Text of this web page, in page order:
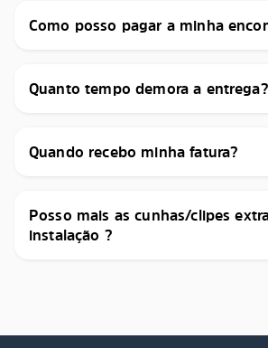
Como posso pagar a minha
Quanto tempo demora a entrega?
Quando recebo minha fatura?
Posso mais as cunhas/clipes
instalação ?